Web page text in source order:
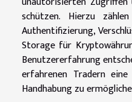
schützen. Hierzu
Authentifizierung,
Storage für
Benutzererfahrung
erfahrenen Tradern
Handhabung zu